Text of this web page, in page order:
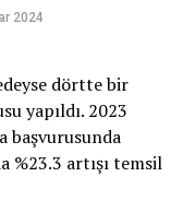
2024
dörtte bir
yapıldı. 2023
başvurusunda
%23.3 artışı temsil